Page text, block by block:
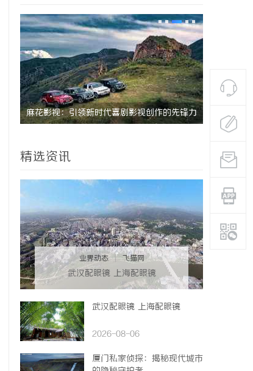
麻花影视：引领新时代喜剧影视创作的先锋力 麻花影视
创新
精选资讯
业界动态 | 飞猫网
武汉配眼镜 上海配眼镜
武汉配眼镜 上海配眼镜
2026-08-06
厦门私家侦探：揭秘现代城市